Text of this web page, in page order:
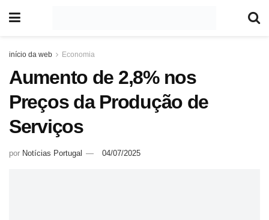
início da web Economia
Aumento de 2,8% nos
Preços da Produção de
Serviços
por Notícias Portugal 04/07/2025